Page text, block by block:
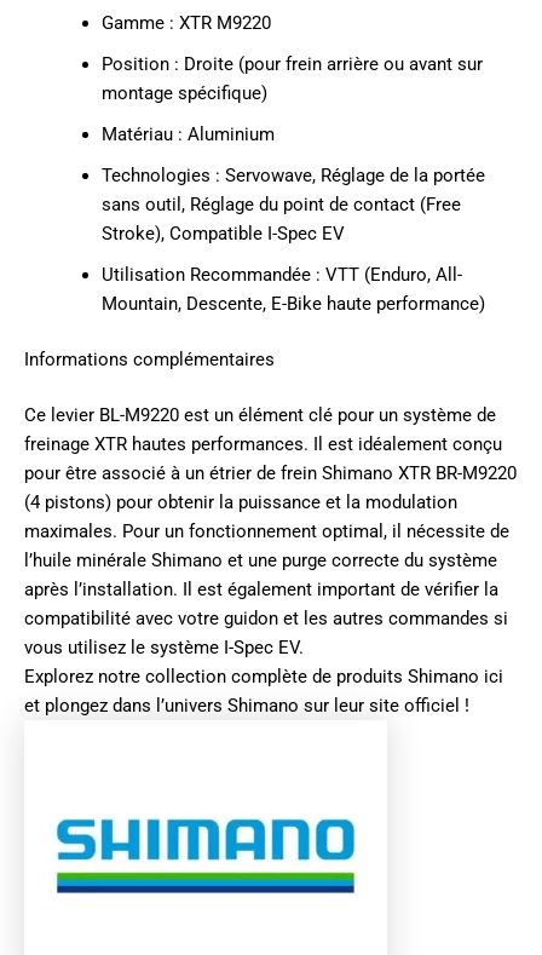
Gamme : XTR M9220
Position : Droite (pour frein arrière ou avant sur
montage spécifique)
Matériau : Aluminium
Technologies : Servowave, Réglage de la portée
sans outil, Réglage du point de contact (Free
Stroke), Compatible I-Spec EV
Utilisation Recommandée : VTT (Enduro, All-
Mountain, Descente, E-Bike haute performance)
Informations complémentaires
Ce levier BL-M9220 est un élément clé pour un système de
freinage XTR hautes performances. Il est idéalement conçu
pour être associé à un étrier de frein Shimano XTR BR-M9220
(4 pistons) pour obtenir la puissance et la modulation
maximales. Pour un fonctionnement optimal, il nécessite de
l’huile minérale Shimano et une purge correcte du système
après l’installation. Il est également important de vérifier la
compatibilité avec votre guidon et les autres commandes si
vous utilisez le système I-Spec EV.
Explorez notre collection complète de produits Shimano ici
et plongez dans l’univers Shimano sur leur site officiel !